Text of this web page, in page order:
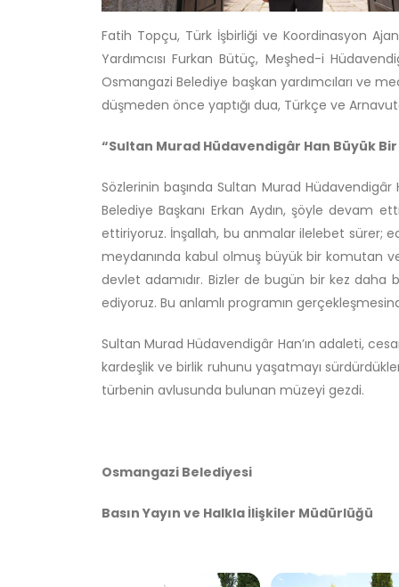
Fatih Topçu, Türk İşbirliği ve Koordinasyon
Yardımcısı Furkan Bütüç, Meşhed-i
Osmangazi Belediye başkan yardımcıları ve
düşmeden önce yaptığı dua, Türkçe ve
“Sultan Murad Hüdavendigâr Han Büyük
Sözlerinin başında Sultan Murad
Belediye Başkanı Erkan Aydın, şöyle devam
ettiriyoruz. İnşallah, bu anmalar ilelebet sürer;
meydanında kabul olmuş büyük bir komutan
devlet adamıdır. Bizler de bugün bir kez
ediyoruz. Bu anlamlı programın
Sultan Murad Hüdavendigâr Han’ın adaleti,
kardeşlik ve birlik ruhunu yaşatmayı
türbenin avlusunda bulunan müzeyi gezdi.
Osmangazi Belediyesi
Basın Yayın ve Halkla İlişkiler Müdürlüğü